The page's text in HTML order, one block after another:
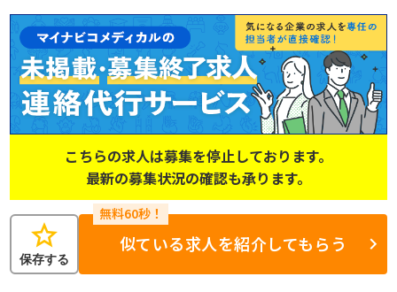
こちらの求人は募集を停止しております。
最新の募集状況の確認も承ります。
star
保存する
似ている求人を紹介してもらう